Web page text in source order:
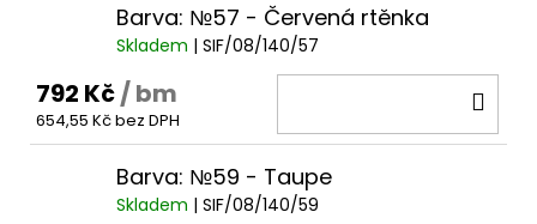
Barva: №57 - Červená rtěnka
Skladem | SIF/08/140/57
792 Kč/ bm
654,55 Kč bez DPH
Barva: №59 - Taupe
Skladem | SIF/08/140/59